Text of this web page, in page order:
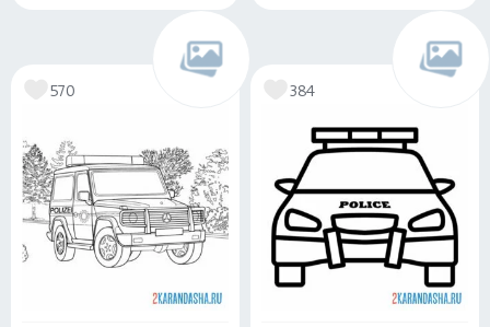
570 384